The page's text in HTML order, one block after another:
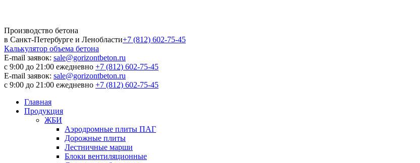
Производство бетона
в Санкт-Петербурге и Ленобласти+7 (812) 602-75-45
Калькулятор объема бетона
E-mail заявок: sale@gorizontbeton.ru
с 9:00 до 21:00 ежедневно +7 (812) 602-75-45
E-mail заявок: sale@gorizontbeton.ru
с 9:00 до 21:00 ежедневно +7 (812) 602-75-45
Главная
Продукция
ЖБИ
Аэродромные плиты ПАГ
Дорожные плиты
Лестничные марши
Блоки вентиляционные